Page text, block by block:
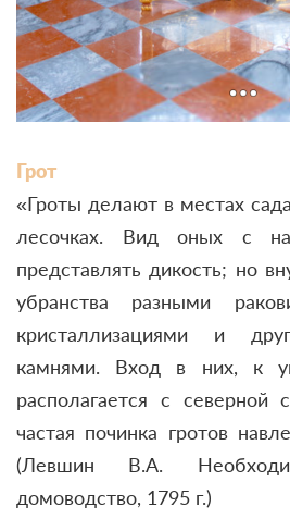
Грот
«Гроты делают в местах
лесочках. Вид оных с
представлять дикость; но
убранства разными
кристаллизациями и
камнями. Вход в них, к
располагается с
частая починка гротов
(Левшин В.А.
домоводство, 1795 г.)